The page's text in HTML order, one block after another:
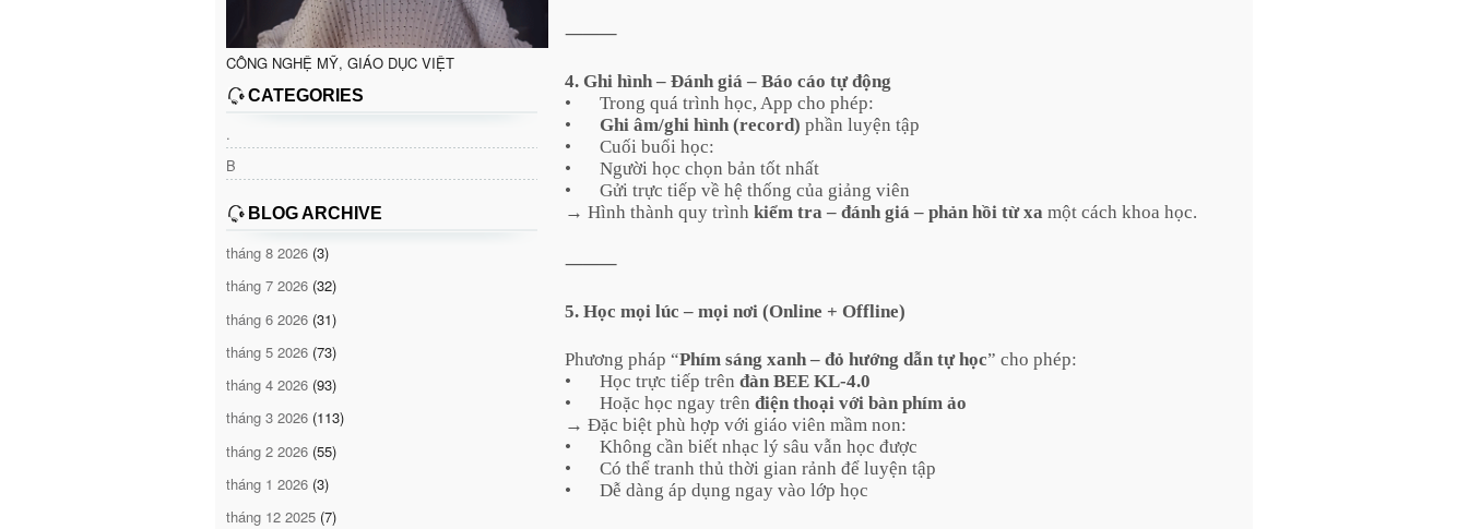
CÔNG NGHỆ MỸ, GIÁO DỤC VIỆT
CATEGORIES
.
B
BLOG ARCHIVE
tháng 8 2026 (3)
tháng 7 2026 (32)
tháng 6 2026 (31)
tháng 5 2026 (73)
tháng 4 2026 (93)
tháng 3 2026 (113)
tháng 2 2026 (55)
tháng 1 2026 (3)
tháng 12 2025 (7)
⸻
4. Ghi hình – Đánh giá – Báo cáo tự động
•
Trong quá trình học, App cho phép:
•
Ghi âm/ghi hình (record) phần luyện tập
•
Cuối buổi học:
•
Người học chọn bản tốt nhất
•
Gửi trực tiếp về hệ thống của giảng viên
→ Hình thành quy trình kiểm tra – đánh giá – phản hồi từ xa một cách khoa học.
⸻
5. Học mọi lúc – mọi nơi (Online + Offline)
Phương pháp “Phím sáng xanh – đỏ hướng dẫn tự học” cho phép:
•
Học trực tiếp trên đàn BEE KL-4.0
•
Hoặc học ngay trên điện thoại với bàn phím ảo
→ Đặc biệt phù hợp với giáo viên mầm non:
•
Không cần biết nhạc lý sâu vẫn học được
•
Có thể tranh thủ thời gian rảnh để luyện tập
•
Dễ dàng áp dụng ngay vào lớp học